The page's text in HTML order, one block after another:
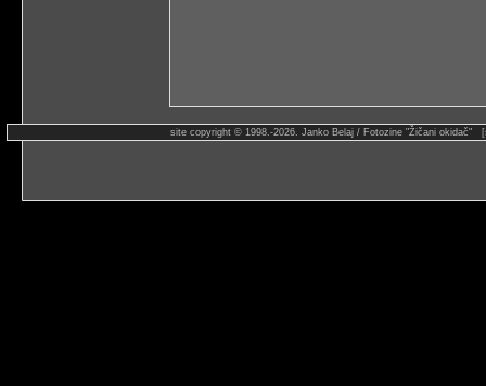
site copyright © 1998.-2026. Janko Belaj / Fotozine "Žičani okidač"